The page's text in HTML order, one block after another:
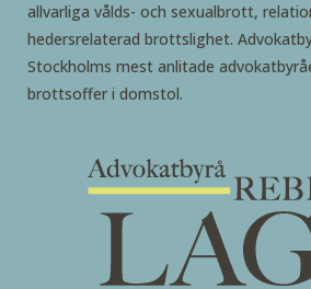
allvarliga vålds- och sexualbrott,
hedersrelaterad brottslighet.
Stockholms mest anlitade
brottsoffer i domstol.